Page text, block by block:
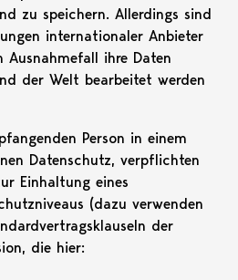
zu speichern. Allerdings sind
internationaler Anbieter
Ausnahmefall ihre Daten
der Welt bearbeitet werden
Person in einem
Datenschutz, verpflichten
Einhaltung eines
(dazu verwenden
der
die hier: